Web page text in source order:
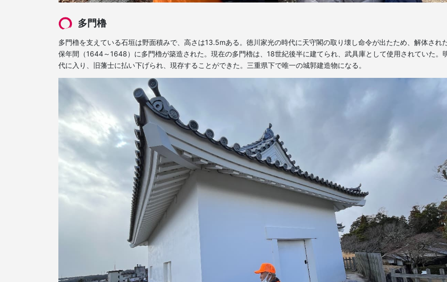
多門櫓
多門櫓を支えている石垣は野面積みで、高さは13.5mある。徳川家光の時代に天守閣の取り壊し命令が出たため、解体され
保年間（1644～1648）に多門櫓が築造された。現在の多門櫓は、18世紀後半に建てられ、武具庫として使用されていた。
代に入り、旧藩士に払い下げられ、現存することができた。三重県下で唯一の城郭建造物になる。